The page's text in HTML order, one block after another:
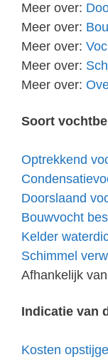
Meer over:
Meer over:
Meer over:
Meer over:
Meer over:
Soort
Optrekkend
Doorslaand
Bouwvocht
Kelder
Schimmel
Afhankelijk
Indicatie van
Kosten